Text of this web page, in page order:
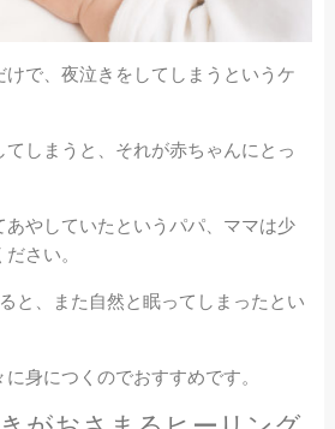
で、夜泣きをしてしまうというケ
しまうと、それが赤ちゃんにとっ
やしていたというパパ、ママは少
さい。
と、また自然と眠ってしまったとい
身につくのでおすすめです。